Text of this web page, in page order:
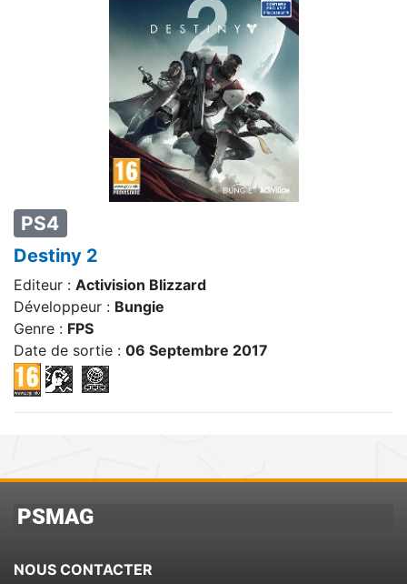
PS4
Destiny 2
Editeur : Activision Blizzard
Développeur : Bungie
Genre : FPS
Date de sortie : 06 Septembre 2017
PSMAG
NOUS CONTACTER